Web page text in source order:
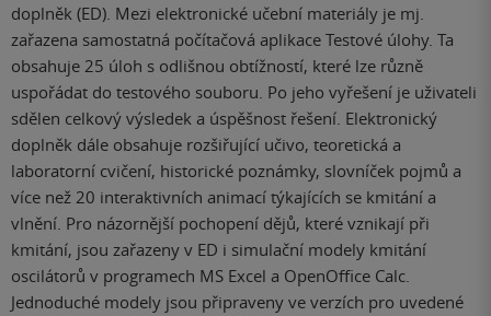
doplněk (ED). Mezi elektronické učební materiály je mj.
zařazena samostatná počítačová aplikace Testové úlohy. Ta
obsahuje 25 úloh s odlišnou obtížností, které lze různě
uspořádat do testového souboru. Po jeho vyřešení je uživateli
sdělen celkový výsledek a úspěšnost řešení. Elektronický
doplněk dále obsahuje rozšiřující učivo, teoretická a
laboratorní cvičení, historické poznámky, slovníček pojmů a
více než 20 interaktivních animací týkajících se kmitání a
vlnění. Pro názornější pochopení dějů, které vznikají při
kmitání, jsou zařazeny v ED i simulační modely kmitání
oscilátorů v programech MS Excel a OpenOffice Calc.
Jednoduché modely jsou připraveny ve verzích pro uvedené